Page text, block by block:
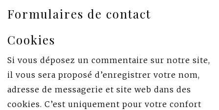
Formulaires de contact
Cookies
Si vous déposez un commentaire sur notre site,
il vous sera proposé d’enregistrer votre nom,
adresse de messagerie et site web dans des
cookies. C’est uniquement pour votre confort